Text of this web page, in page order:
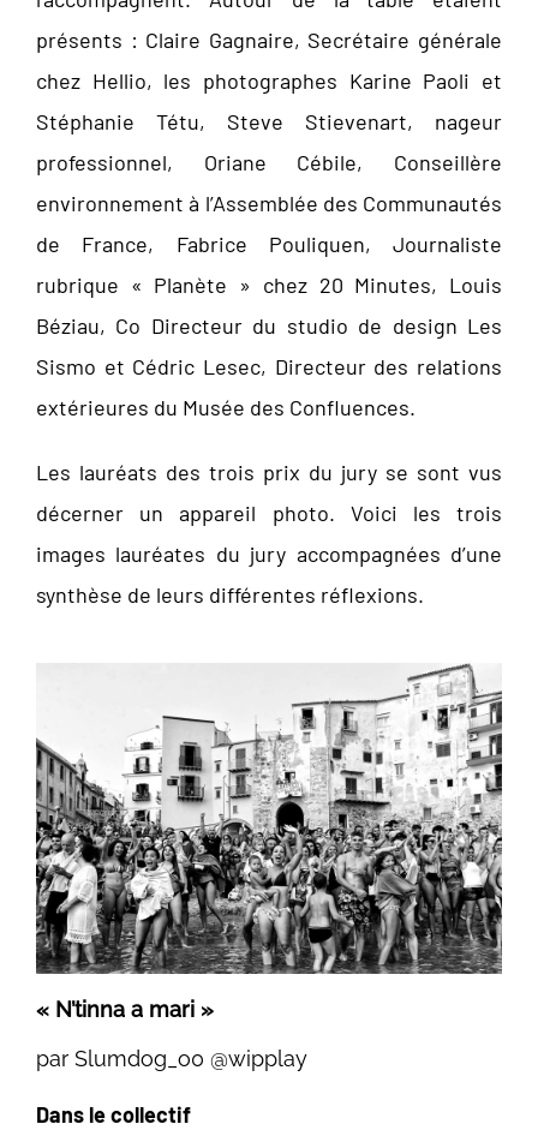
présents : Claire Gagnaire, Secrétaire générale
chez Hellio, les photographes Karine Paoli et
Stéphanie Tétu, Steve Stievenart, nageur
professionnel, Oriane Cébile, Conseillère
environnement à l’Assemblée des Communautés
de France, Fabrice Pouliquen, Journaliste
rubrique « Planète » chez 20 Minutes, Louis
Béziau, Co Directeur du studio de design Les
Sismo et Cédric Lesec, Directeur des relations
extérieures du Musée des Confluences.
Les lauréats des trois prix du jury se sont vus
décerner un appareil photo. Voici les trois
images lauréates du jury accompagnées d’une
synthèse de leurs différentes réflexions.
« N’tinna a mari »
par Slumdog_o0 @wipplay
Dans le collectif